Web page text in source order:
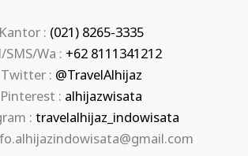
Kantor : (021) 8265-3335
SMS/Wa : +62 8111341212
Twitter : @TravelAlhijaz
Pinterest : alhijazwisata
: travelalhijaz_indowisata